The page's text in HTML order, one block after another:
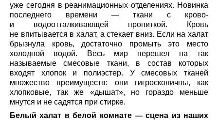
уже сегодня в реанимационных отделениях. Новинка
последнего времени — ткани с крово-
и водоотталкивающей пропиткой. Кровь
не впитывается в халат, а стекает вниз. Если на халат
брызнула кровь, достаточно промыть это место
холодной водой. Весь мир перешел на так
называемые смесовые ткани, в состав которых
входят хлопок и полиэстер. У смесовых тканей
множество преимуществ: они гигроскопичны, как
хлопковые, так же «дышат», но гораздо меньше
мнутся и не садятся при стирке.
Белый халат в белой комнате — сцена из наших